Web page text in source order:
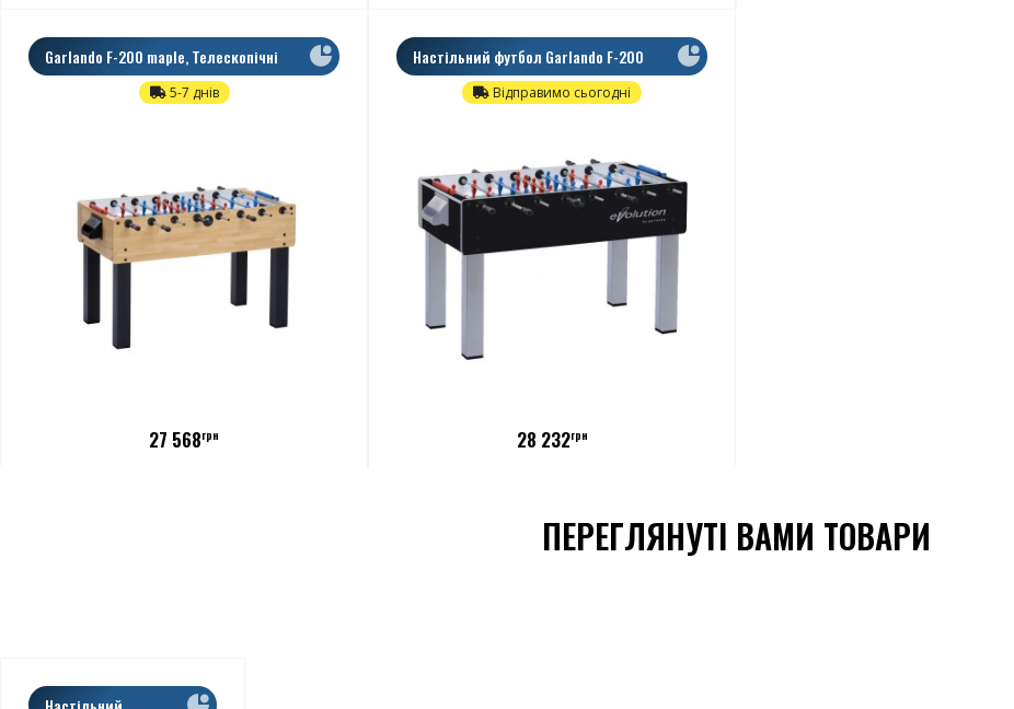
Garlando F-200 maple, Телескопічні
5-7 днів
27 568грн
Настільний футбол Garlando F-200
Evolution
Відправимо сьогодні
28 232грн
ПЕРЕГЛЯНУТІ ВАМИ ТОВАРИ